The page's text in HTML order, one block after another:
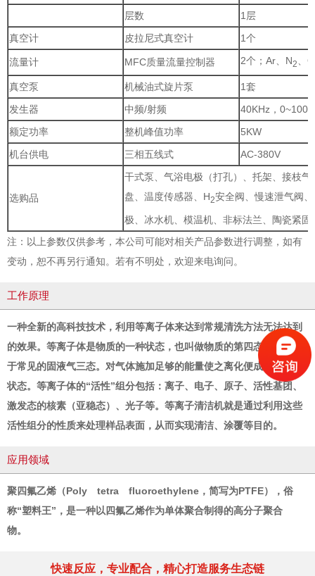
层数
1层
真空计
皮拉尼式真空计 1个
流量计 MFC质量流量控制器 2个；Ar、N2、O
真空泵 机械油式旋片泵
1套
发生器
中频/射频
40KHz，
额定功率
整机峰值功率
5KW
机台供电
三相五线式 AC-380V
选购品
干式泵、气浴电极（打孔）、托架、接枝
盘、温度传感器、H2安全阀、慢速泄气阀
极、冰水机、模温机、非标法兰、陶瓷紧固
注：以上参数仅供参考，本公司可能对相关产品参数进行调整，如有
变动，恕不再另行通知。若有不明处，欢迎来电询问。
工作原理
一种全新的高科技技术，利用等离子体来达到常规清洗方法无法达到
的效果。等离子体是物质的一种状态，也叫做物质的第四态，并不属
于常见的固液气三态。对气体施加足够的能量使之离化便成为等离子
状态。等离子体的“活性”组分包括：离子、电子、原子、活性基团、
激发态的核素（亚稳态）、光子等。等离子清洁机就是通过利用这些
活性组分的性质来处理样品表面，从而实现清洁、涂覆等目的。
应用领域
聚四氟乙烯（Poly tetra fluoroethylene，简写为PTFE），俗
称“塑料王”，是一种以四氟乙烯作为单体聚合制得的高分子聚合
物。
快速反应，专业配合，精心打造服务生态链